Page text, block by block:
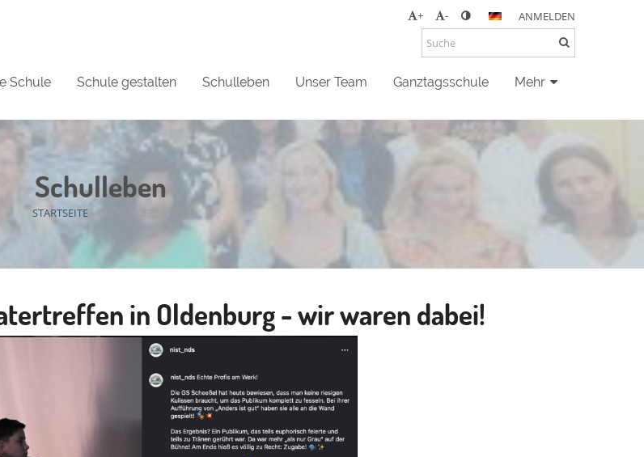
+ - ANMELDEN
Schule Schule gestalten Schulleben Unser Team Ganztagsschule Mehr
Schulleben
STARTSEITE /
in Oldenburg - wir waren dabei!